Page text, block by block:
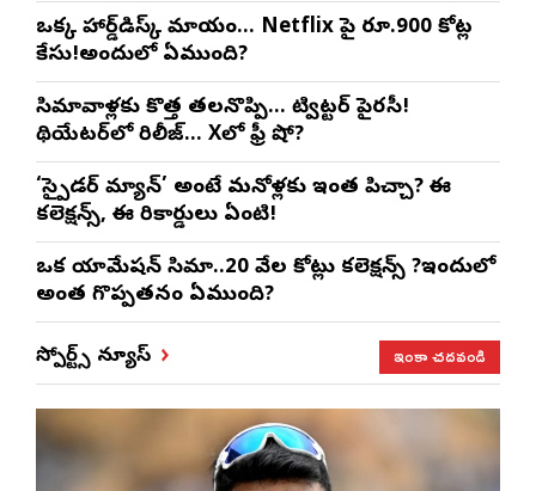
ఒక్క హార్డ్‌డిస్క్ మాయం… Netflix పై రూ.900 కోట్ల
కేసు!అందులో ఏముంది?
సినిమావాళ్లకు కొత్త తలనొప్పి… ట్విట్టర్ పైరసీ!
థియేటర్‌లో రిలీజ్… Xలో ఫ్రీ షో?
‘స్పైడర్ మ్యాన్’ అంటే మనోళ్లకు ఇంత పిచ్చా? ఈ
కలెక్షన్స్, ఈ రికార్డులు ఏంటి!
ఒక యానిమేషన్ సినిమా..20 వేల కోట్లు కలెక్షన్స్ ?ఇందులో
అంత గొప్పతనం ఏముంది?
స్పోర్ట్స్ న్యూస్ ఇంకా చదవండి